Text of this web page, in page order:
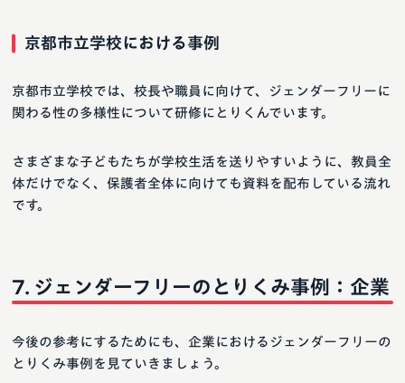
京都市立学校における事例
京都市立学校では、校長や職員に向けて、ジェンダーフリーに
関わる性の多様性について研修にとりくんでいます。
さまざまな子どもたちが学校生活を送りやすいように、教員全
体だけでなく、保護者全体に向けても資料を配布している流れ
です。
ジェンダーフリーのとりくみ事例：企業
今後の参考にするためにも、企業におけるジェンダーフリーの
とりくみ事例を見ていきましょう。